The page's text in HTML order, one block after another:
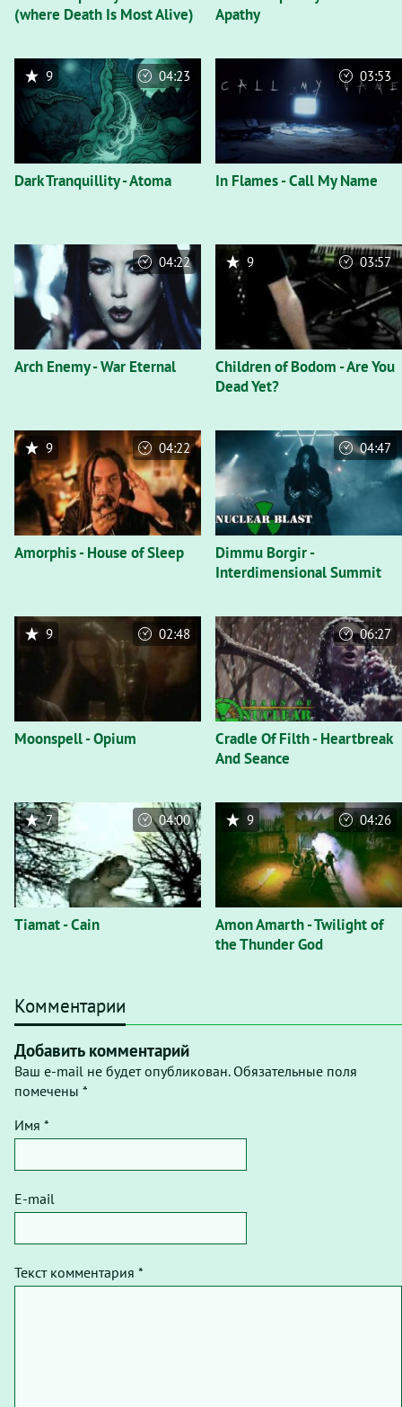
(where Death Is Most Alive)
Apathy
Dark Tranquillity - Atoma
9 04:23
In Flames - Call My Name
03:53
Arch Enemy - War Eternal
04:22
Children of Bodom - Are You
Dead Yet?
9 03:57
Amorphis - House of Sleep
9 04:22
Dimmu Borgir -
Interdimensional Summit
04:47
Moonspell - Opium
9 02:48
Cradle Of Filth - Heartbreak
And Seance
06:27
Tiamat - Cain
7 04:00
Amon Amarth - Twilight of
the Thunder God
9 04:26
Комментарии
Добавить комментарий
Ваш e-mail не будет опубликован. Обязательные поля
помечены *
Имя *
E-mail
Текст комментария *